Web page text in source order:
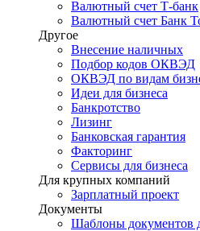
Валютный счет Т-банк
Валютный счет Банк
Другое
Внесение наличных
Подбор кодов ОКВЭД
ОКВЭД по видам
Идеи для бизнеса
Банкротство
Лизинг
Банковская гарантия
Факторинг
Сервисы для бизнеса
Для крупных компаний
Зарплатный проект
Документы
Шаблоны документов